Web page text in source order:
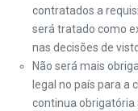
contratados a
será tratado como
nas decisões de
Não será mais
legal no país para a
continua obrigatória